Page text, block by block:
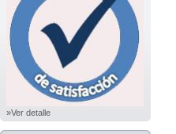
»Ver detalle